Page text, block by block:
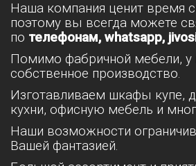
Наша компания ценит время
поэтому вы всегда можете
по телефонам, whatsapp,
Помимо фабричной мебели, у
собственное производство.
Изготавливаем шкафы купе,
кухни, офисную мебель и
Наши возможности
Вашей фантазией.